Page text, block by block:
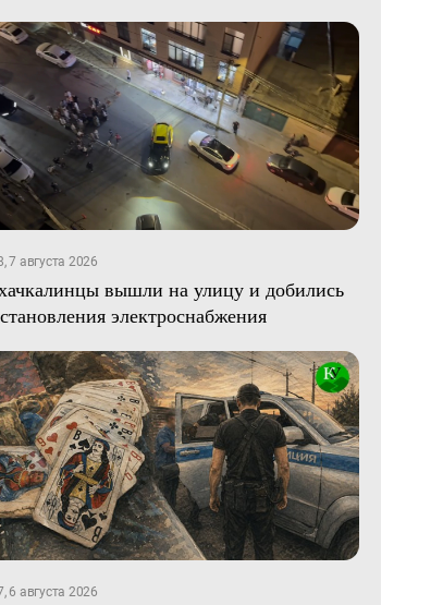
7 августа 2026
вышли на улицу и добились
электроснабжения
6 августа 2026